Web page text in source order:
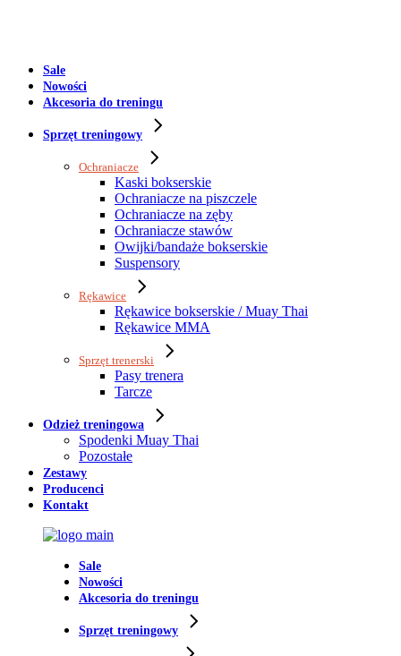
Sale
Nowości
Akcesoria do treningu
Sprzęt treningowy
Ochraniacze
Kaski bokserskie
Ochraniacze na piszczele
Ochraniacze na zęby
Ochraniacze stawów
Owijki/bandaże bokserskie
Suspensory
Rękawice
Rękawice bokserskie / Muay Thai
Rękawice MMA
Sprzęt trenerski
Pasy trenera
Tarcze
Odzież treningowa
Spodenki Muay Thai
Pozostałe
Zestawy
Producenci
Kontakt
Sale
Nowości
Akcesoria do treningu
Sprzęt treningowy